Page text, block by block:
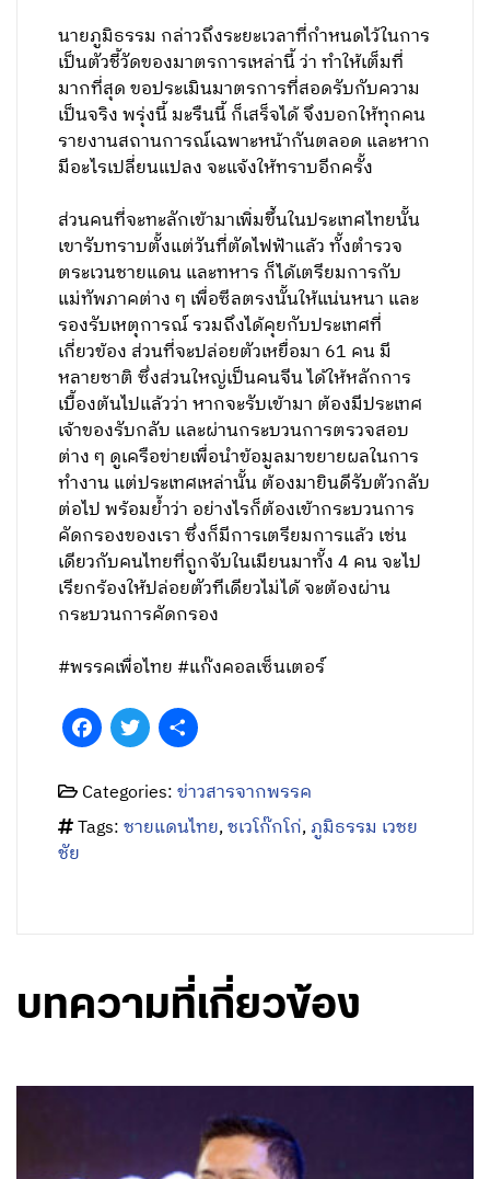
นายภูมิธรรม กล่าวถึงระยะเวลาที่กำหนดไว้ในการ
เป็นตัวชี้วัดของมาตรการเหล่านี้ ว่า ทำให้เต็มที่
มากที่สุด ขอประเมินมาตรการที่สอดรับกับความ
เป็นจริง พรุ่งนี้ มะรืนนี้ ก็เสร็จได้ จึงบอกให้ทุกคน
รายงานสถานการณ์เฉพาะหน้ากันตลอด และหาก
มีอะไรเปลี่ยนแปลง จะแจ้งให้ทราบอีกครั้ง
ส่วนคนที่จะทะลักเข้ามาเพิ่มขึ้นในประเทศไทยนั้น
เขารับทราบตั้งแต่วันที่ตัดไฟฟ้าแล้ว ทั้งตำรวจ
ตระเวนชายแดน และทหาร ก็ได้เตรียมการกับ
แม่ทัพภาคต่าง ๆ เพื่อซีลตรงนั้นให้แน่นหนา และ
รองรับเหตุการณ์ รวมถึงได้คุยกับประเทศที่
เกี่ยวข้อง ส่วนที่จะปล่อยตัวเหยื่อมา 61 คน มี
หลายชาติ ซึ่งส่วนใหญ่เป็นคนจีน ได้ให้หลักการ
เบื้องต้นไปแล้วว่า หากจะรับเข้ามา ต้องมีประเทศ
เจ้าของรับกลับ และผ่านกระบวนการตรวจสอบ
ต่าง ๆ ดูเครือข่ายเพื่อนำข้อมูลมาขยายผลในการ
ทำงาน แต่ประเทศเหล่านั้น ต้องมายินดีรับตัวกลับ
ต่อไป พร้อมย้ำว่า อย่างไรก็ต้องเข้ากระบวนการ
คัดกรองของเรา ซึ่งก็มีการเตรียมการแล้ว เช่น
เดียวกับคนไทยที่ถูกจับในเมียนมาทั้ง 4 คน จะไป
เรียกร้องให้ปล่อยตัวทีเดียวไม่ได้ จะต้องผ่าน
กระบวนการคัดกรอง
#พรรคเพื่อไทย #แก๊งคอลเซ็นเตอร์
FacebookTwitter
Categories:ข่าวสารจากพรรค
Tags:ชายแดนไทย,ชเวโก๊กโก่,ภูมิธรรม เวชย
ชัย
บทความที่เกี่ยวข้อง